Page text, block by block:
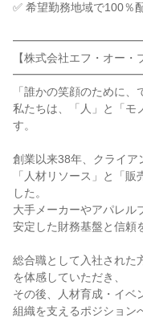
✅ 希望勤務地域で100％
【株式会社エフ・オー・
「誰かの笑顔のために、
私たちは、「人」と「モ
す。
創業以来38年、クライア
「人材リソース」と「
した。
大手メーカーやアパレル
安定した財務基盤と信頼
総合職として入社された
を体感していただき、
その後、人材育成・イベ
組織を支えるポジション